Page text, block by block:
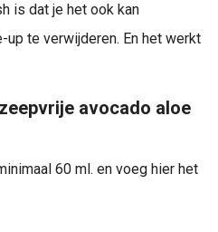
is dat je het ook kan
up te verwijderen. En het werkt
avocado aloe
60 ml. en voeg hier het